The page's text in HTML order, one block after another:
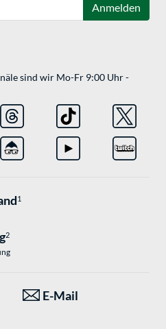
Anmelden
sind wir Mo-Fr 9:00 Uhr -
1
2
E-Mail